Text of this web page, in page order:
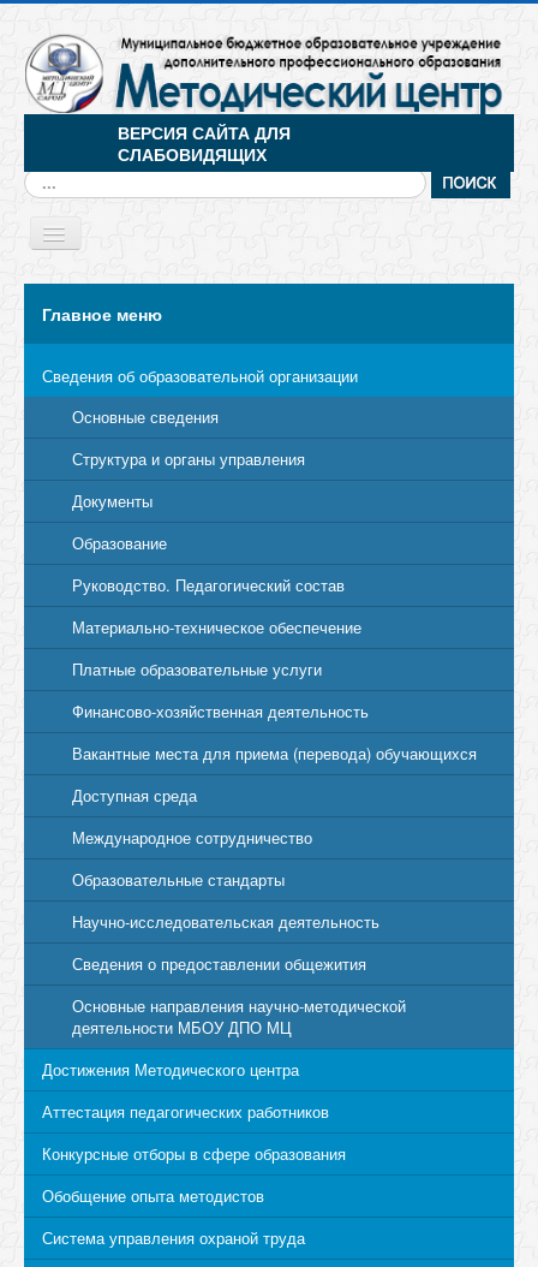
ВЕРСИЯ САЙТА ДЛЯ
СЛАБОВИДЯЩИХ
Искать...
Toggle
Главное меню
Сведения об образовательной организации
Основные сведения
Структура и органы управления
Документы
Образование
Руководство. Педагогический состав
Материально-техническое обеспечение
Платные образовательные услуги
Финансово-хозяйственная деятельность
Вакантные места для приема (перевода) обучающихся
Доступная среда
Международное сотрудничество
Образовательные стандарты
Научно-исследовательская деятельность
Сведения о предоставлении общежития
Основные направления научно-методической
деятельности МБОУ ДПО МЦ
Достижения Методического центра
Аттестация педагогических работников
Конкурсные отборы в сфере образования
Обобщение опыта методистов
Система управления охраной труда